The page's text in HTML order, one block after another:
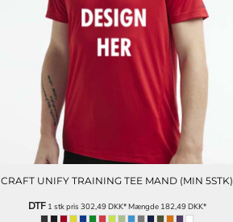
CRAFT UNIFY TRAINING TEE MAND (MIN 5STK)
DTF1 stk pris 302,49DKK*Mængde 182,49DKK*